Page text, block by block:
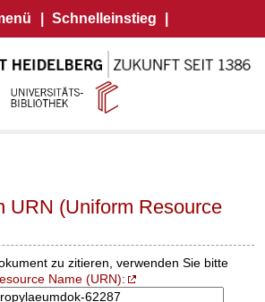
Schnelleinstieg
URN (Uniform Resource
zu zitieren, verwenden Sie bitte
Name (URN):